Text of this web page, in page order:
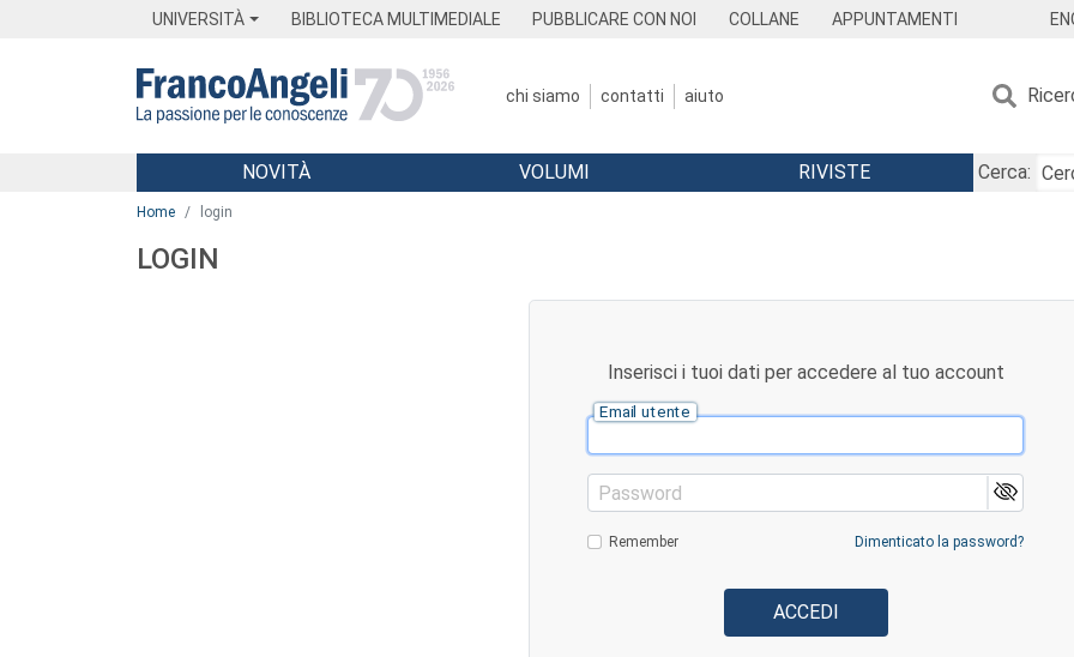
UNIVERSITÀ BIBLIOTECA MULTIMEDIALE PUBBLICARE CON NOI COLLANE APPUNTAMENTI
chi siamo contatti aiuto
Menu
NOVITÀ VOLUMI RIVISTE
Cerca:
Home login
LOGIN
Inserisci i tuoi dati per accedere al tuo account
Email utente
Password
Remember Dimenticato la password?